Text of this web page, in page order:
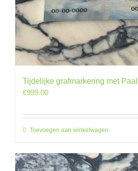
Tijdelijke grafmarkering met
€999.00
Toevoegen aan winkelwagen